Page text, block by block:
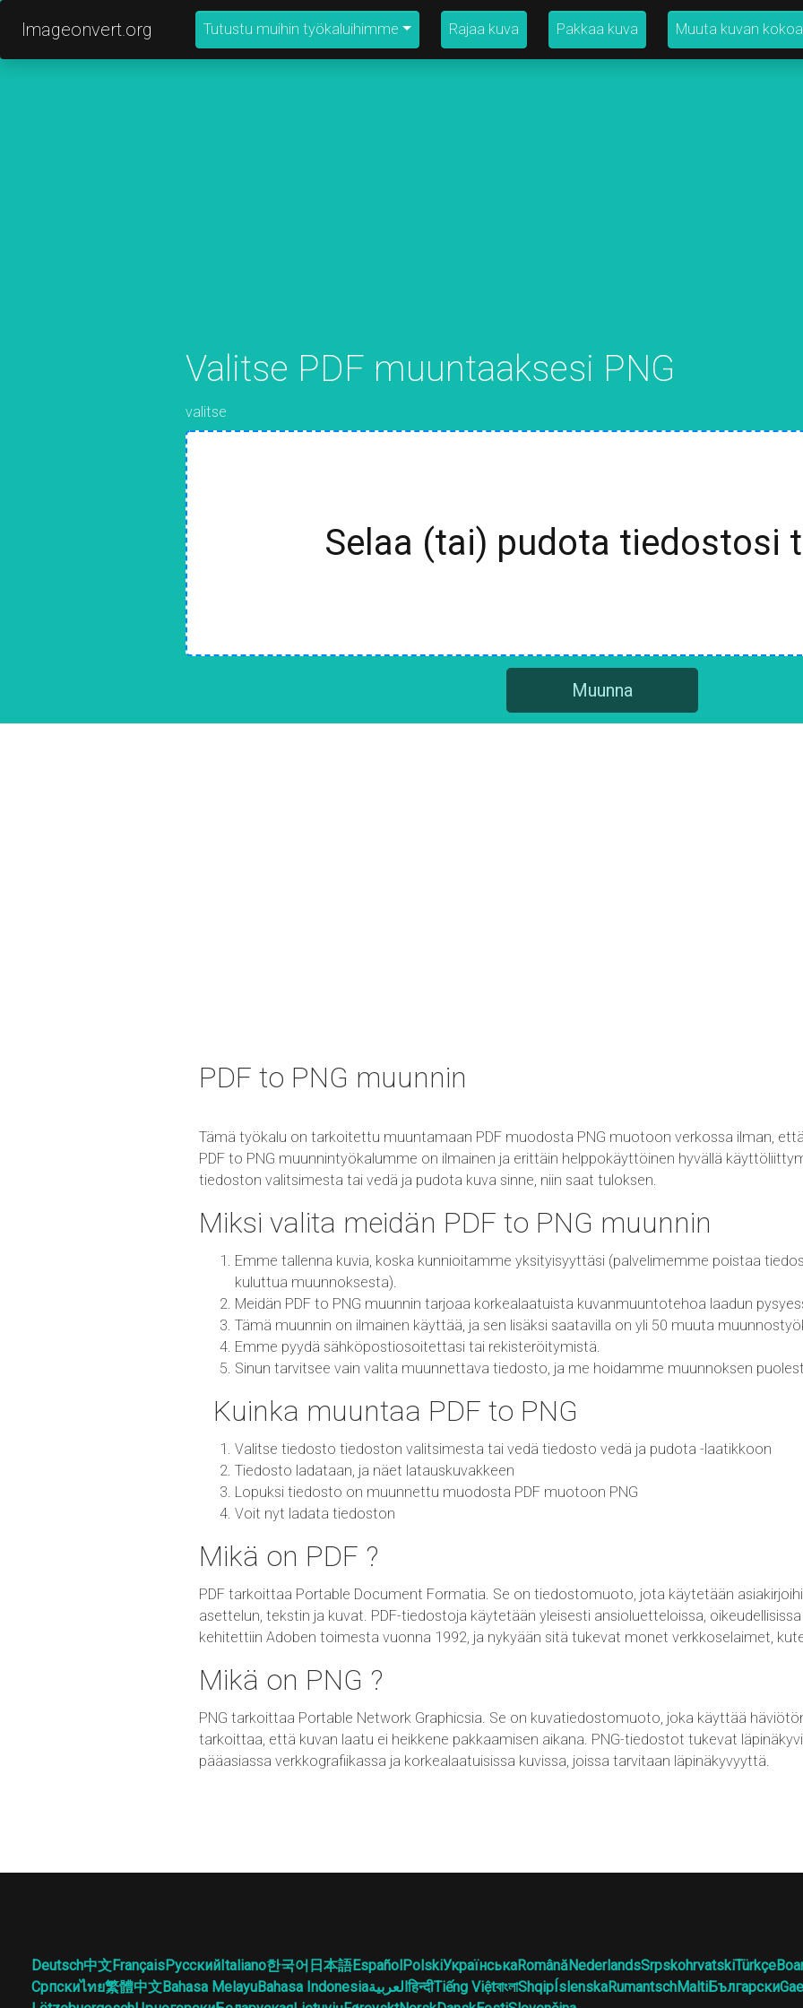
Imageonvert.org Tutustu muihin työkaluihimme Rajaa kuva Pakkaa kuva Muuta kuvan kokoa
Valitse PDF muuntaaksesi PNG
valitse
Selaa (tai) pudota tiedostosi
Muunna
PDF to PNG muunnin
Tämä työkalu on tarkoitettu muuntamaan PDF muodosta PNG muotoon verkossa ilman,
PDF to PNG muunnintyökalumme on ilmainen ja erittäin helppokäyttöinen hyvällä
tiedoston valitsimesta tai vedä ja pudota kuva sinne, niin saat tuloksen.
Miksi valita meidän PDF to PNG muunnin
Emme tallenna kuvia, koska kunnioitamme yksityisyyttäsi (palvelimemme poistaa
kuluttua muunnoksesta).
Meidän PDF to PNG muunnin tarjoaa korkealaatuista kuvanmuuntotehoa laadun
Tämä muunnin on ilmainen käyttää, ja sen lisäksi saatavilla on yli 50 muuta
Emme pyydä sähköpostiosoitettasi tai rekisteröitymistä.
Sinun tarvitsee vain valita muunnettava tiedosto, ja me hoidamme muunnoksen
Kuinka muuntaa PDF to PNG
Valitse tiedosto tiedoston valitsimesta tai vedä tiedosto vedä ja pudota -laatikkoon
Tiedosto ladataan, ja näet latauskuvakkeen
Lopuksi tiedosto on muunnettu muodosta PDF muotoon PNG
Voit nyt ladata tiedoston
Mikä on PDF ?
PDF tarkoittaa Portable Document Formatia. Se on tiedostomuoto, jota käytetään
asettelun, tekstin ja kuvat. PDF-tiedostoja käytetään yleisesti ansioluetteloissa, oikeudellisissa
kehitettiin Adoben toimesta vuonna 1992, ja nykyään sitä tukevat monet verkkoselaimet,
Mikä on PNG ?
PNG tarkoittaa Portable Network Graphicsia. Se on kuvatiedostomuoto, joka käyttää
tarkoittaa, että kuvan laatu ei heikkene pakkaamisen aikana. PNG-tiedostot tukevat
pääasiassa verkkografiikassa ja korkealaatuisissa kuvissa, joissa tarvitaan läpinäkyvyyttä.
Deutsch中文FrançaisРусскийItaliano한국어 日本語EspañolPolskiУкраїнськаRomânăNederlandsSrpskohrvatskiTürkçe
Српскиไทย繁體中文Bahasa MelayuBahasa Indonesiaالعربيةहिन्दीTiếng ViệtবাংলাShqipÍslenskaRumantschMaltiБългарски